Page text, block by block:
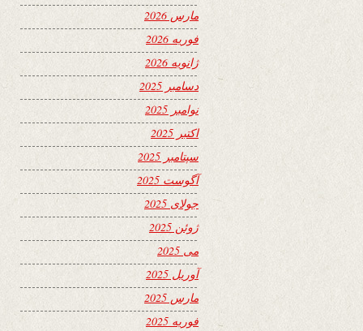
مارس 2026
فوریه 2026
ژانویه 2026
دسامبر 2025
نوامبر 2025
اکتبر 2025
سپتامبر 2025
آگوست 2025
جولای 2025
ژوئن 2025
می 2025
آوریل 2025
مارس 2025
فوریه 2025